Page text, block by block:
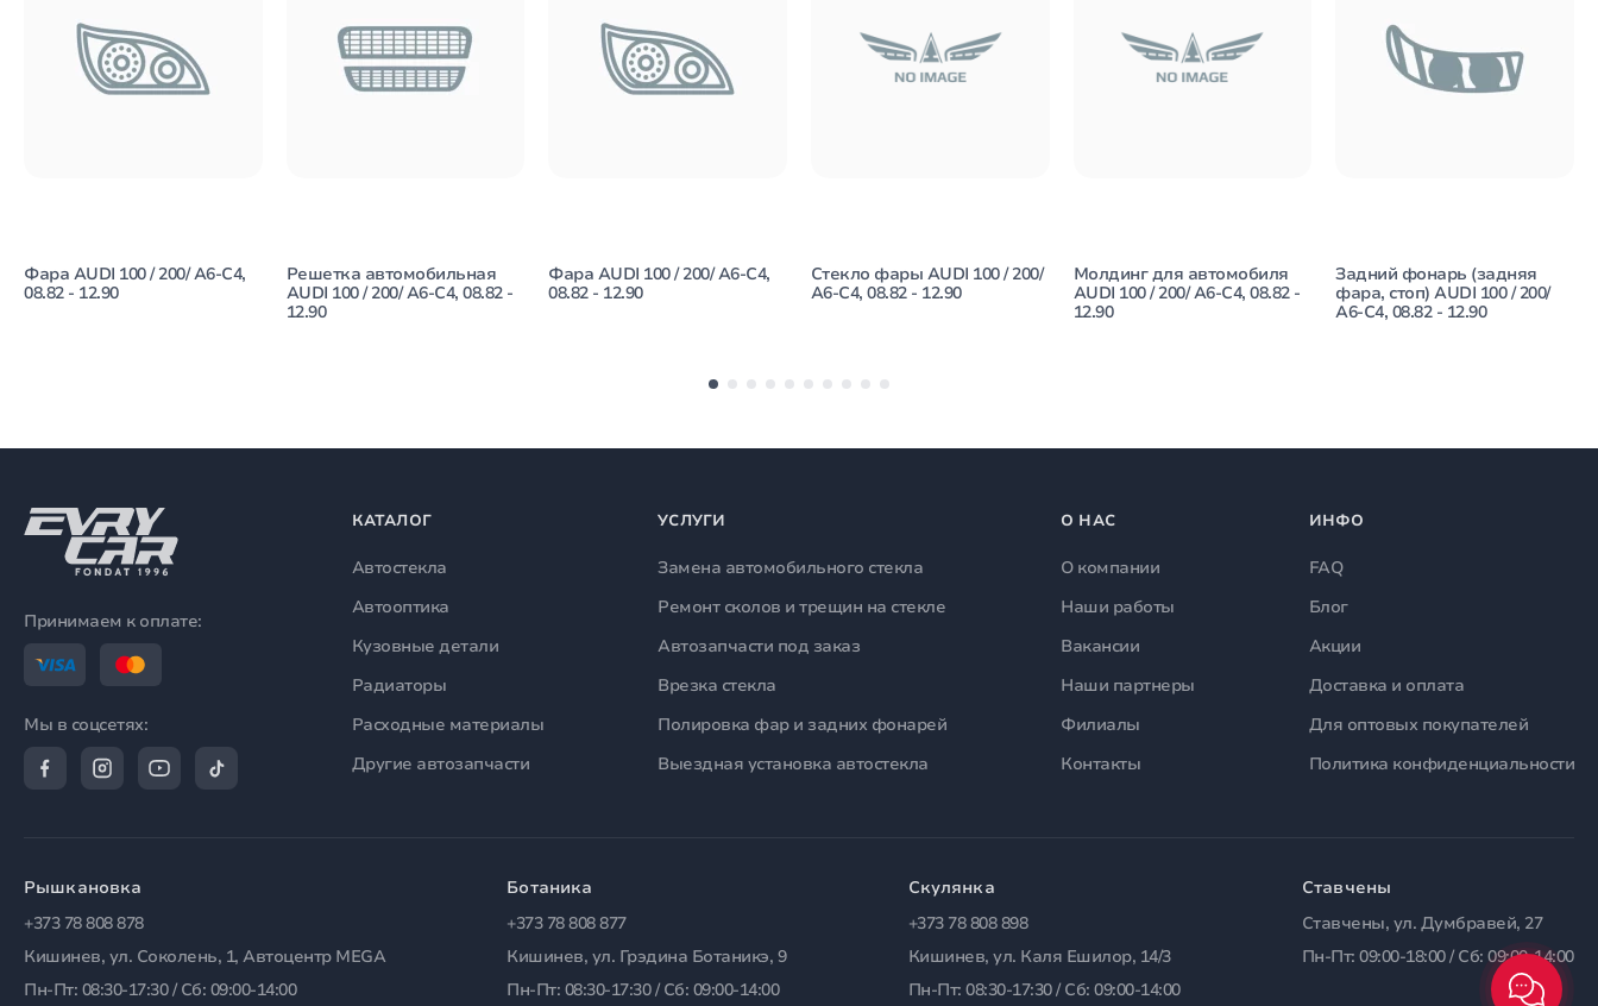
Фара AUDI 100 / 200/ A6-C4,
08.82 - 12.90
Решетка автомобильная
AUDI 100 / 200/ A6-C4, 08.82 -
12.90
Фара AUDI 100 / 200/ A6-C4,
08.82 - 12.90
Стекло фары AUDI 100 / 200/
A6-C4, 08.82 - 12.90
Молдинг для автомобиля
AUDI 100 / 200/ A6-C4, 08.82 -
12.90
Задний фонарь (задняя
фара, стоп) AUDI 100 / 200/
A6-C4, 08.82 - 12.90
Принимаем к оплате:
Мы в соцсетях:
КАТАЛОГ
Автостекла
Автооптика
Кузовные детали
Радиаторы
Расходные материалы
Другие автозапчасти
УСЛУГИ
Замена автомобильного стекла
Ремонт сколов и трещин на стекле
Автозапчасти под заказ
Врезка стекла
Полировка фар и задних фонарей
Выездная установка автостекла
О НАС
О компании
Наши работы
Вакансии
Наши партнеры
Филиалы
Контакты
ИНФО
FAQ
Блог
Акции
Доставка и оплата
Для оптовых покупателей
Политика конфиденциальности
Рышкановка
+373 78 808 878
Кишинев, ул. Соколень, 1, Автоцентр MEGA
Пн-Пт: 08:30-17:30 / Сб: 09:00-14:00
Ботаника
+373 78 808 877
Кишинев, ул. Грэдина Ботаникэ, 9
Пн-Пт: 08:30-17:30 / Сб: 09:00-14:00
Скулянка
+373 78 808 898
Кишинев, ул. Каля Ешилор, 14/3
Пн-Пт: 08:30-17:30 / Сб: 09:00-14:00
Ставчены
Ставчены, ул. Думбравей, 27
Пн-Пт: 09:00-18:00 / Сб: 09:00-14:00